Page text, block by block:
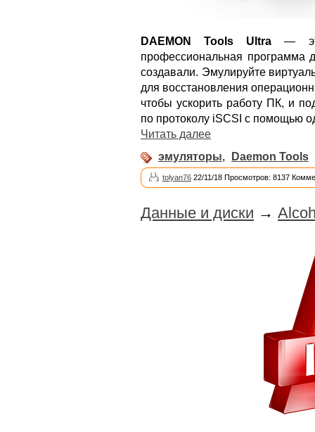
DAEMON Tools Ultra —
профессиональная программа
создавали. Эмулируйте
для восстановления
чтобы ускорить работу ПК, и
по протоколу iSCSI с помощью
Читать далее
эмуляторы, Daemon Tools
tolyan76 22/11/18 Просмотров: 8137
Данные и диски →